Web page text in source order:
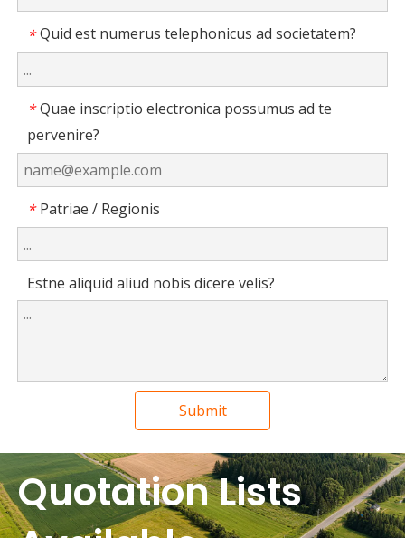
* Quid est numerus telephonicus ad societatem?
* Quae inscriptio electronica possumus ad te
pervenire?
* Patriae / Regionis
Estne aliquid aliud nobis dicere velis?
Submit
Quotation Lists